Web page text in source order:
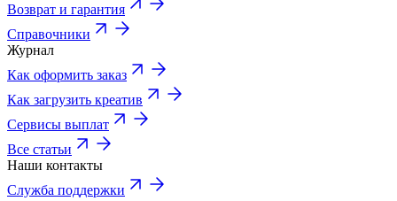
Возврат и гарантия
Справочники
Журнал
Как оформить заказ
Как загрузить креатив
Сервисы выплат
Все статьи
Наши контакты
Служба поддержки